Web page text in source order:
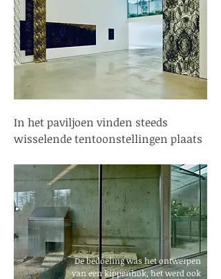
In het paviljoen vinden steeds
wisselende tentoonstellingen plaats
De bedoeling was het ontwerpen
van een kippenhok, het werd ook